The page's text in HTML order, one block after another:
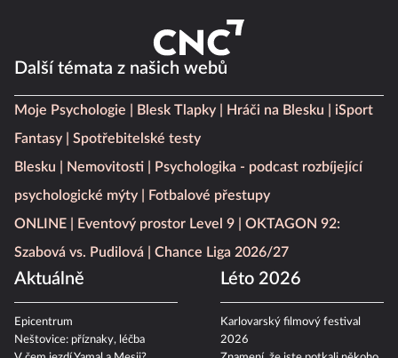
Další témata z našich webů
Moje Psychologie Blesk Tlapky Hráči na Blesku
iSport
Fantasy
Spotřebitelské testy
Blesku
Nemovitosti
Psychologika - podcast rozbíjející
psychologické mýty
Fotbalové přestupy
ONLINE
Eventový prostor Level 9
OKTAGON 92:
Szabová vs. Pudilová
Chance Liga 2026/27
Aktuálně
Epicentrum
Neštovice: příznaky, léčba
Léto 2026
Karlovarský filmový festival
2026